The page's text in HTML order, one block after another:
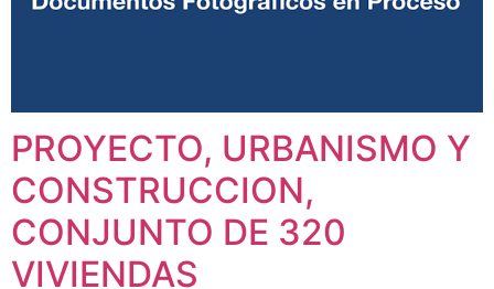
PROYECTO, URBANISMO Y
CONSTRUCCION,
CONJUNTO DE 320
VIVIENDAS